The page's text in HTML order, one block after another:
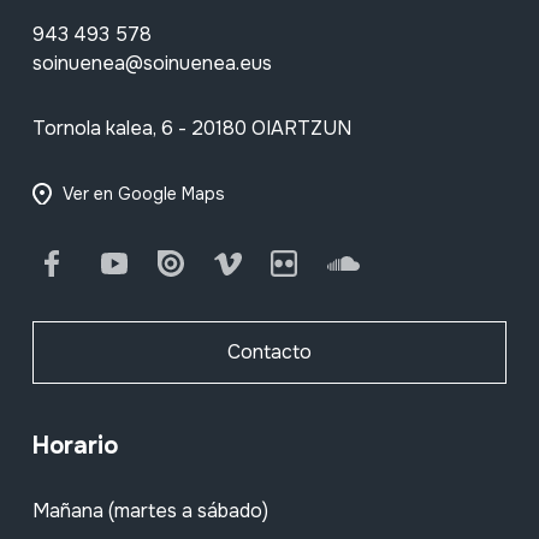
943 493 578
soinuenea@soinuenea.eus
Tornola kalea, 6 - 20180 OIARTZUN
Ver en Google Maps
FacebookYoutube Issuu Vimeo Flickr SoundCloud
Contacto
Horario
Mañana (martes a sábado)